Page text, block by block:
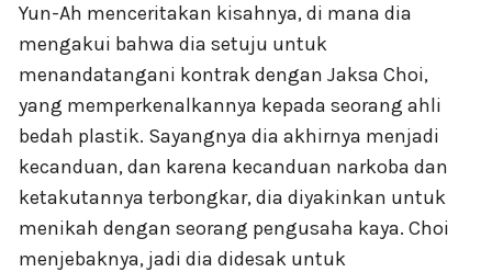
Yun-Ah menceritakan kisahnya, di mana dia
mengakui bahwa dia setuju untuk
menandatangani kontrak dengan Jaksa Choi,
yang memperkenalkannya kepada seorang ahli
bedah plastik. Sayangnya dia akhirnya menjadi
kecanduan, dan karena kecanduan narkoba dan
ketakutannya terbongkar, dia diyakinkan untuk
menikah dengan seorang pengusaha kaya. Choi
menjebaknya, jadi dia didesak untuk